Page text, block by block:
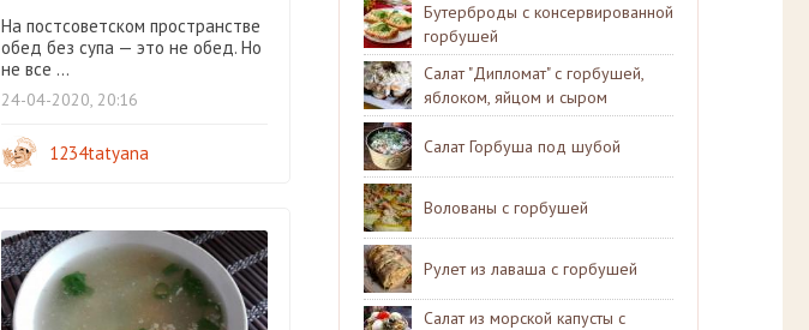
На постсоветском пространстве
обед без супа — это не обед. Но
не все ...
24-04-2020, 20:16
1234tatyana
Бутерброды с консервированной
горбушей
Салат "Дипломат" с горбушей,
яблоком, яйцом и сыром
Салат Горбуша под шубой
Волованы с горбушей
Рулет из лаваша с горбушей
Салат из морской капусты с